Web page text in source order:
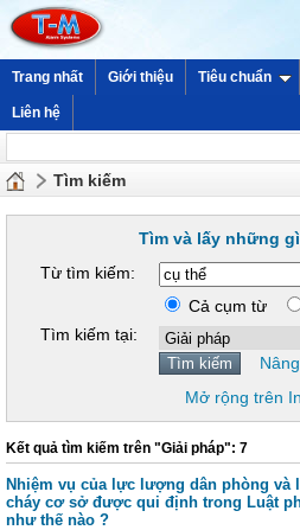
Trang nhất Giới thiệu Tiêu chuẩn
Liên hệ
Tìm kiếm
Tìm và lấy những
Từ tìm kiếm:
Cả cụm từ
Tìm kiếm tại:
Mở rộng trên
Kết quả tìm kiếm trên "Giải pháp": 7
Nhiệm vụ của lực lượng dân phòng
cháy cơ sở được qui định trong Luật
như thế nào ?